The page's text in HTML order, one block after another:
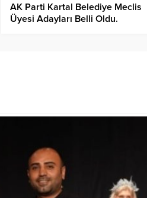
AK Parti Kartal Belediye Meclis
Üyesi Adayları Belli Oldu.